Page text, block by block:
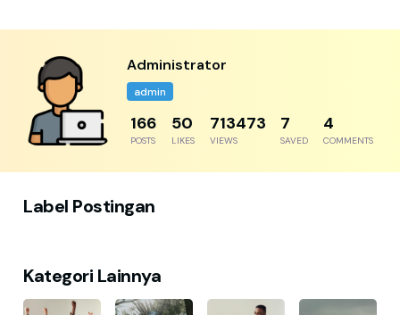
Administrator
admin
217
POSTS
65
LIKES
933003
VIEWS
9
SAVED
5
COMMENTS
Label Postingan
Kategori Lainnya